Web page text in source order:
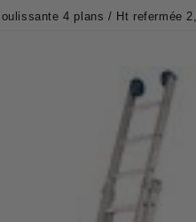
4 plans / Ht refermée